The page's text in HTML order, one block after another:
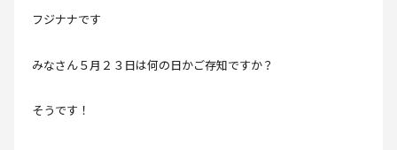
フジナナです
みなさん５月２３日は何の日かご存知ですか？
そうです！